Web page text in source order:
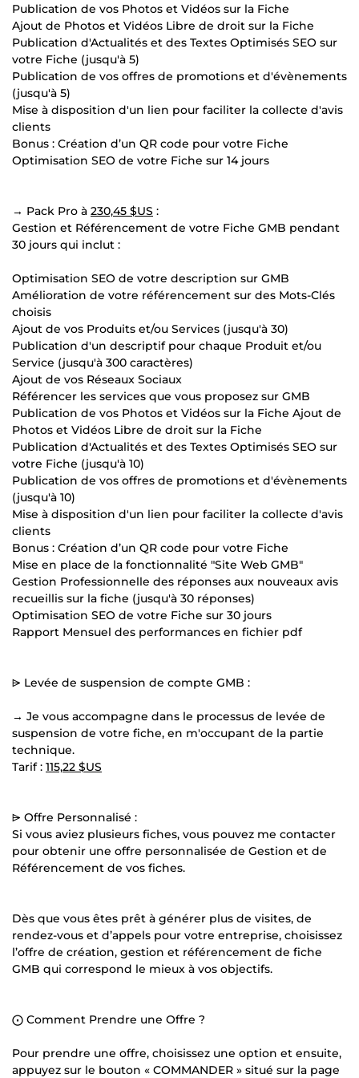
Publication de vos Photos et Vidéos sur la Fiche
Ajout de Photos et Vidéos Libre de droit sur la Fiche
Publication d'Actualités et des Textes Optimisés SEO sur
votre Fiche (jusqu'à 5)
Publication de vos offres de promotions et d'évènements
(jusqu'à 5)
Mise à disposition d'un lien pour faciliter la collecte d'avis
clients
Bonus : Création d’un QR code pour votre Fiche
Optimisation SEO de votre Fiche sur 14 jours
→ Pack Pro à 230,45 $US :
Gestion et Référencement de votre Fiche GMB pendant
30 jours qui inclut :
Optimisation SEO de votre description sur GMB
Amélioration de votre référencement sur des Mots-Clés
choisis
Ajout de vos Produits et/ou Services (jusqu'à 30)
Publication d'un descriptif pour chaque Produit et/ou
Service (jusqu'à 300 caractères)
Ajout de vos Réseaux Sociaux
Référencer les services que vous proposez sur GMB
Publication de vos Photos et Vidéos sur la Fiche Ajout de
Photos et Vidéos Libre de droit sur la Fiche
Publication d'Actualités et des Textes Optimisés SEO sur
votre Fiche (jusqu'à 10)
Publication de vos offres de promotions et d'évènements
(jusqu'à 10)
Mise à disposition d'un lien pour faciliter la collecte d'avis
clients
Bonus : Création d’un QR code pour votre Fiche
Mise en place de la fonctionnalité "Site Web GMB"
Gestion Professionnelle des réponses aux nouveaux avis
recueillis sur la fiche (jusqu'à 30 réponses)
Optimisation SEO de votre Fiche sur 30 jours
Rapport Mensuel des performances en fichier pdf
⩥ Levée de suspension de compte GMB :
→ Je vous accompagne dans le processus de levée de
suspension de votre fiche, en m'occupant de la partie
technique.
Tarif : 115,22 $US
⩥ Offre Personnalisé :
Si vous aviez plusieurs fiches, vous pouvez me contacter
pour obtenir une offre personnalisée de Gestion et de
Référencement de vos fiches.
Dès que vous êtes prêt à générer plus de visites, de
rendez-vous et d’appels pour votre entreprise, choisissez
l’offre de création, gestion et référencement de fiche
GMB qui correspond le mieux à vos objectifs.
⨀ Comment Prendre une Offre ?
Pour prendre une offre, choisissez une option et ensuite,
appuyez sur le bouton « COMMANDER » situé sur la page